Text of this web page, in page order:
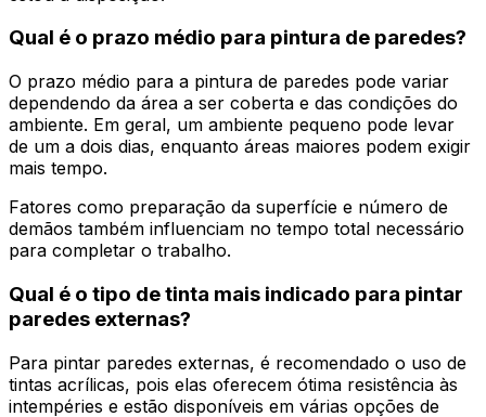
Qual é o prazo médio para pintura de paredes?
O prazo médio para a pintura de paredes pode variar
dependendo da área a ser coberta e das condições do
ambiente. Em geral, um ambiente pequeno pode levar
de um a dois dias, enquanto áreas maiores podem exigir
mais tempo.
Fatores como preparação da superfície e número de
demãos também influenciam no tempo total necessário
para completar o trabalho.
Qual é o tipo de tinta mais indicado para pintar
paredes externas?
Para pintar paredes externas, é recomendado o uso de
tintas acrílicas, pois elas oferecem ótima resistência às
intempéries e estão disponíveis em várias opções de